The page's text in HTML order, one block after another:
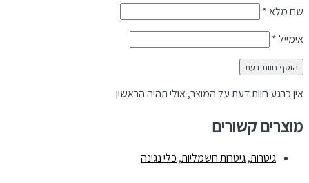
שם מלא*
אימייל*
אין כרגע חוות דעת על המוצר, אולי תהיה הראשון
מוצרים קשורים
גיטרות,גיטרות חשמליות,כלי נגינה